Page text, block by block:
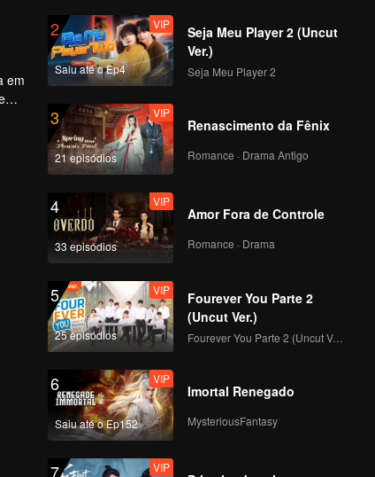
VIP EP10A: Mozachiko
VIP
VIP
VIP EP11B: Mozachiko
VIP
VIP
em
2
Saiu até o Ep4
VIP
Seja Meu Player 2 (Uncut
Ver.)
Seja Meu Player 2
3
21 episódios
VIP
Renascimento da Fênix
Romance · Drama Antigo
4
33 episódios
VIP
Amor Fora de Controle
Romance · Drama
5
25 episódios
VIP
Fourever You Parte 2
(Uncut Ver.)
Fourever You Parte 2 (Uncut Ver.)
6
Saiu até o Ep152
VIP
Imortal Renegado
MysteriousFantasy
7 VIP